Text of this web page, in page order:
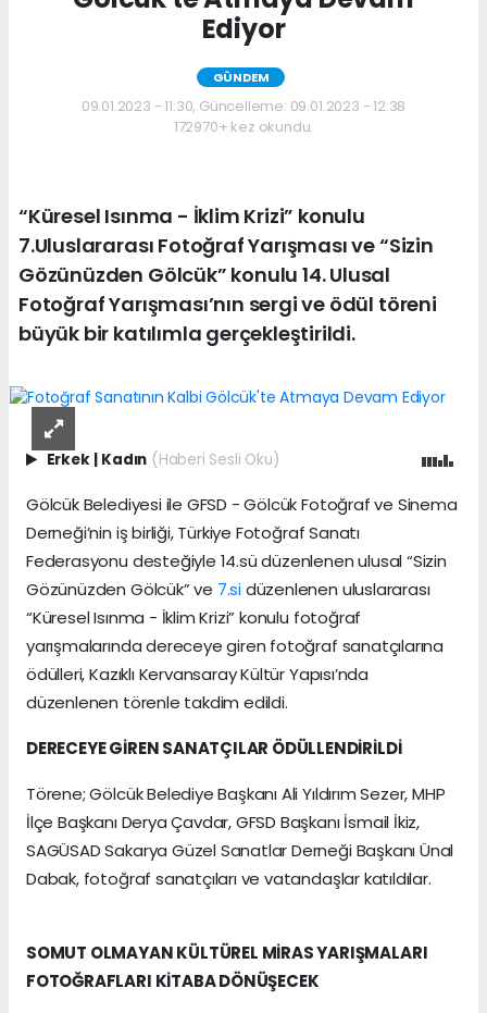
Ediyor
GÜNDEM
09.01.2023 - 11:30, Güncelleme: 09.01.2023 - 12:38
172970+ kez okundu.
“Küresel Isınma - İklim Krizi” konulu
7.Uluslararası Fotoğraf Yarışması ve “Sizin
Gözünüzden Gölcük” konulu 14. Ulusal
Fotoğraf Yarışması’nın sergi ve ödül töreni
büyük bir katılımla gerçekleştirildi.
Erkek | Kadın (Haberi Sesli Oku)
Gölcük Belediyesi ile GFSD - Gölcük Fotoğraf ve Sinema
Derneği’nin iş birliği, Türkiye Fotoğraf Sanatı
Federasyonu desteğiyle 14.sü düzenlenen ulusal “Sizin
Gözünüzden Gölcük” ve 7.sidüzenlenen uluslararası
“Küresel Isınma - İklim Krizi” konulu fotoğraf
yarışmalarında dereceye giren fotoğraf sanatçılarına
ödülleri, Kazıklı Kervansaray Kültür Yapısı’nda
düzenlenen törenle takdim edildi.
DERECEYE GİREN SANATÇILAR ÖDÜLLENDİRİLDİ
Törene; Gölcük Belediye Başkanı Ali Yıldırım Sezer, MHP
İlçe Başkanı Derya Çavdar, GFSD Başkanı İsmail İkiz,
SAGÜSAD Sakarya Güzel Sanatlar Derneği Başkanı Ünal
Dabak, fotoğraf sanatçıları ve vatandaşlar katıldılar.
SOMUT OLMAYAN KÜLTÜREL MİRAS YARIŞMALARI
FOTOĞRAFLARI KİTABA DÖNÜŞECEK